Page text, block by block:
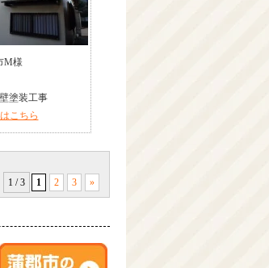
M様
塗装工事
こちら
1 / 3 1 2 3 »